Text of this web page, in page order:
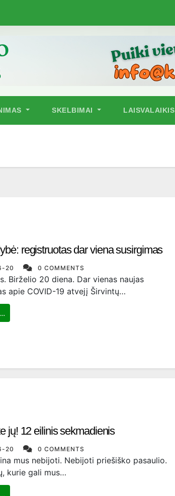
SKELBIMAI LAISVALAIKIS
registruotas dar viena susirgimas
20 0 COMMENTS
Birželio 20 diena. Dar vienas naujas
apie COVID-19 atvejį Širvintų…
jų! 12 eilinis sekmadienis
20 0 COMMENTS
mus nebijoti. Nebijoti priešiško pasaulio.
kurie gali mus…